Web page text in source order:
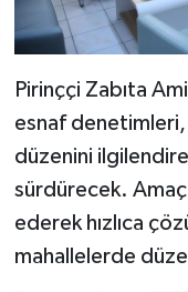
Pirinççi Zabıta
esnaf
düzenini
sürdürecek.
ederek hızlıca
mahallelerde